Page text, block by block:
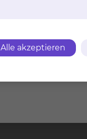
Alle akzeptieren